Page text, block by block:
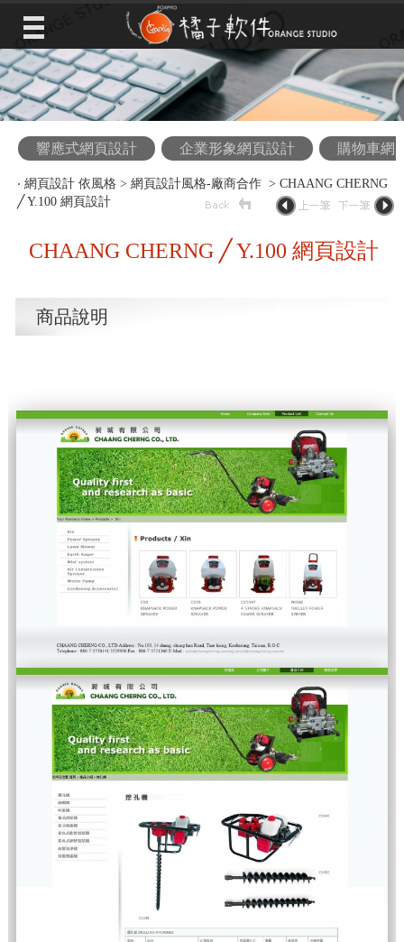
響應式網頁設計 企業形象網頁設計 購物車網
‧ 網頁設計 依風格> 網頁設計風格-廠商合作 > CHAANG CHERNG
╱ Y.100 網頁設計
CHAANG CHERNG ╱ Y.100 網頁設計
商品說明